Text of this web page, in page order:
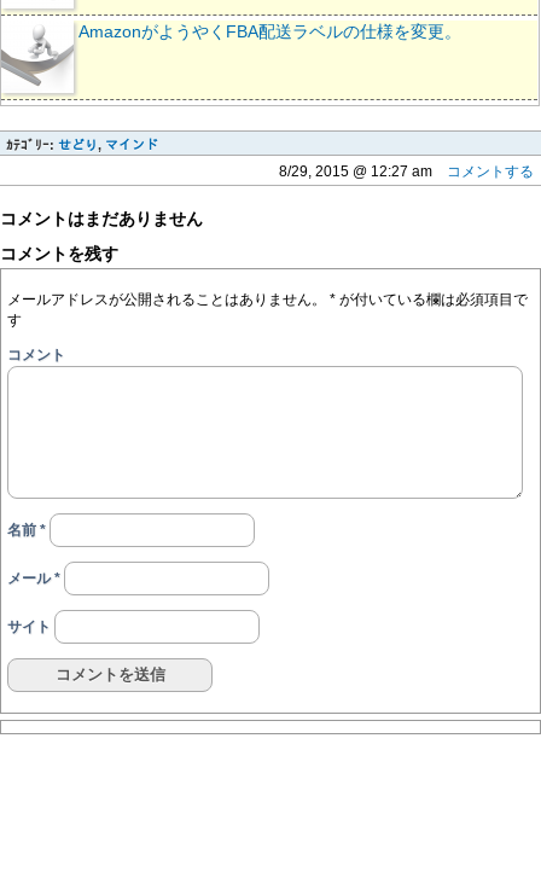
AmazonがようやくFBA配送ラベルの仕様を変更。
ｶﾃｺﾞﾘｰ: せどり, マインド
8/29, 2015 @ 12:27 am コメントする
コメントはまだありません
コメントを残す
メールアドレスが公開されることはありません。 * が付いている欄は必須項目で
す
コメント
名前 *
メール*
サイト